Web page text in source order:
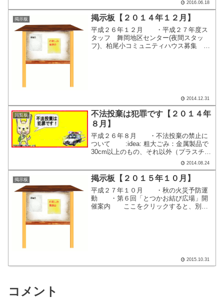
2016.06.18
掲示板 掲示板【２０１４年１２月】
平成２６年１２月 ・平成２７年度ス
タッフ 舞岡地区センター(夜間スタッ
フ)、柏尾小コミュニティハウス募集
2014.12.31
回覧板
不法投棄は犯罪です【２０１４年
８月】
平成２６年８月 ・不法投棄の禁止に
ついて :idea: 粗大ごみ：金属製品で
30cm以上のもの、それ以外（プラスチッ
ク商品、木製品など）で50㎝以上のもの
を対象とします。 ⇒粗大ごみ受付センタ
ー（℡戸塚区0570-045-240） ...
2014.08.24
掲示板 掲示板【２０１５年１０月】
平成２７年１０月 ・秋の火災予防運
動 ・第６回「とつかお結び広場」開
催案内 ここをクリックすると、別画
2015.10.31
コメント